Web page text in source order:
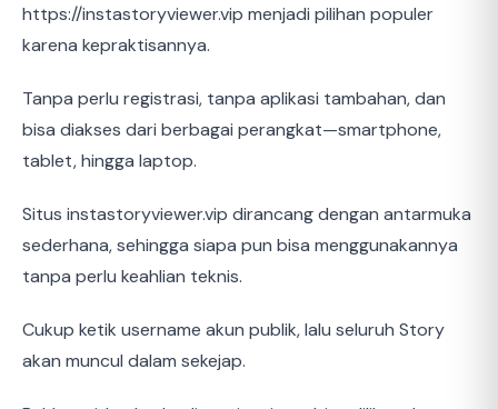
https://instastoryviewer.vip menjadi pilihan populer
karena kepraktisannya.
Tanpa perlu registrasi, tanpa aplikasi tambahan, dan
bisa diakses dari berbagai perangkat—smartphone,
tablet, hingga laptop.
Situs instastoryviewer.vip dirancang dengan antarmuka
sederhana, sehingga siapa pun bisa menggunakannya
tanpa perlu keahlian teknis.
Cukup ketik username akun publik, lalu seluruh Story
akan muncul dalam sekejap.